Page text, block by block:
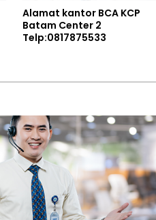
Alamat kantor BCA KCP
Batam Center 2
Telp:0817875533